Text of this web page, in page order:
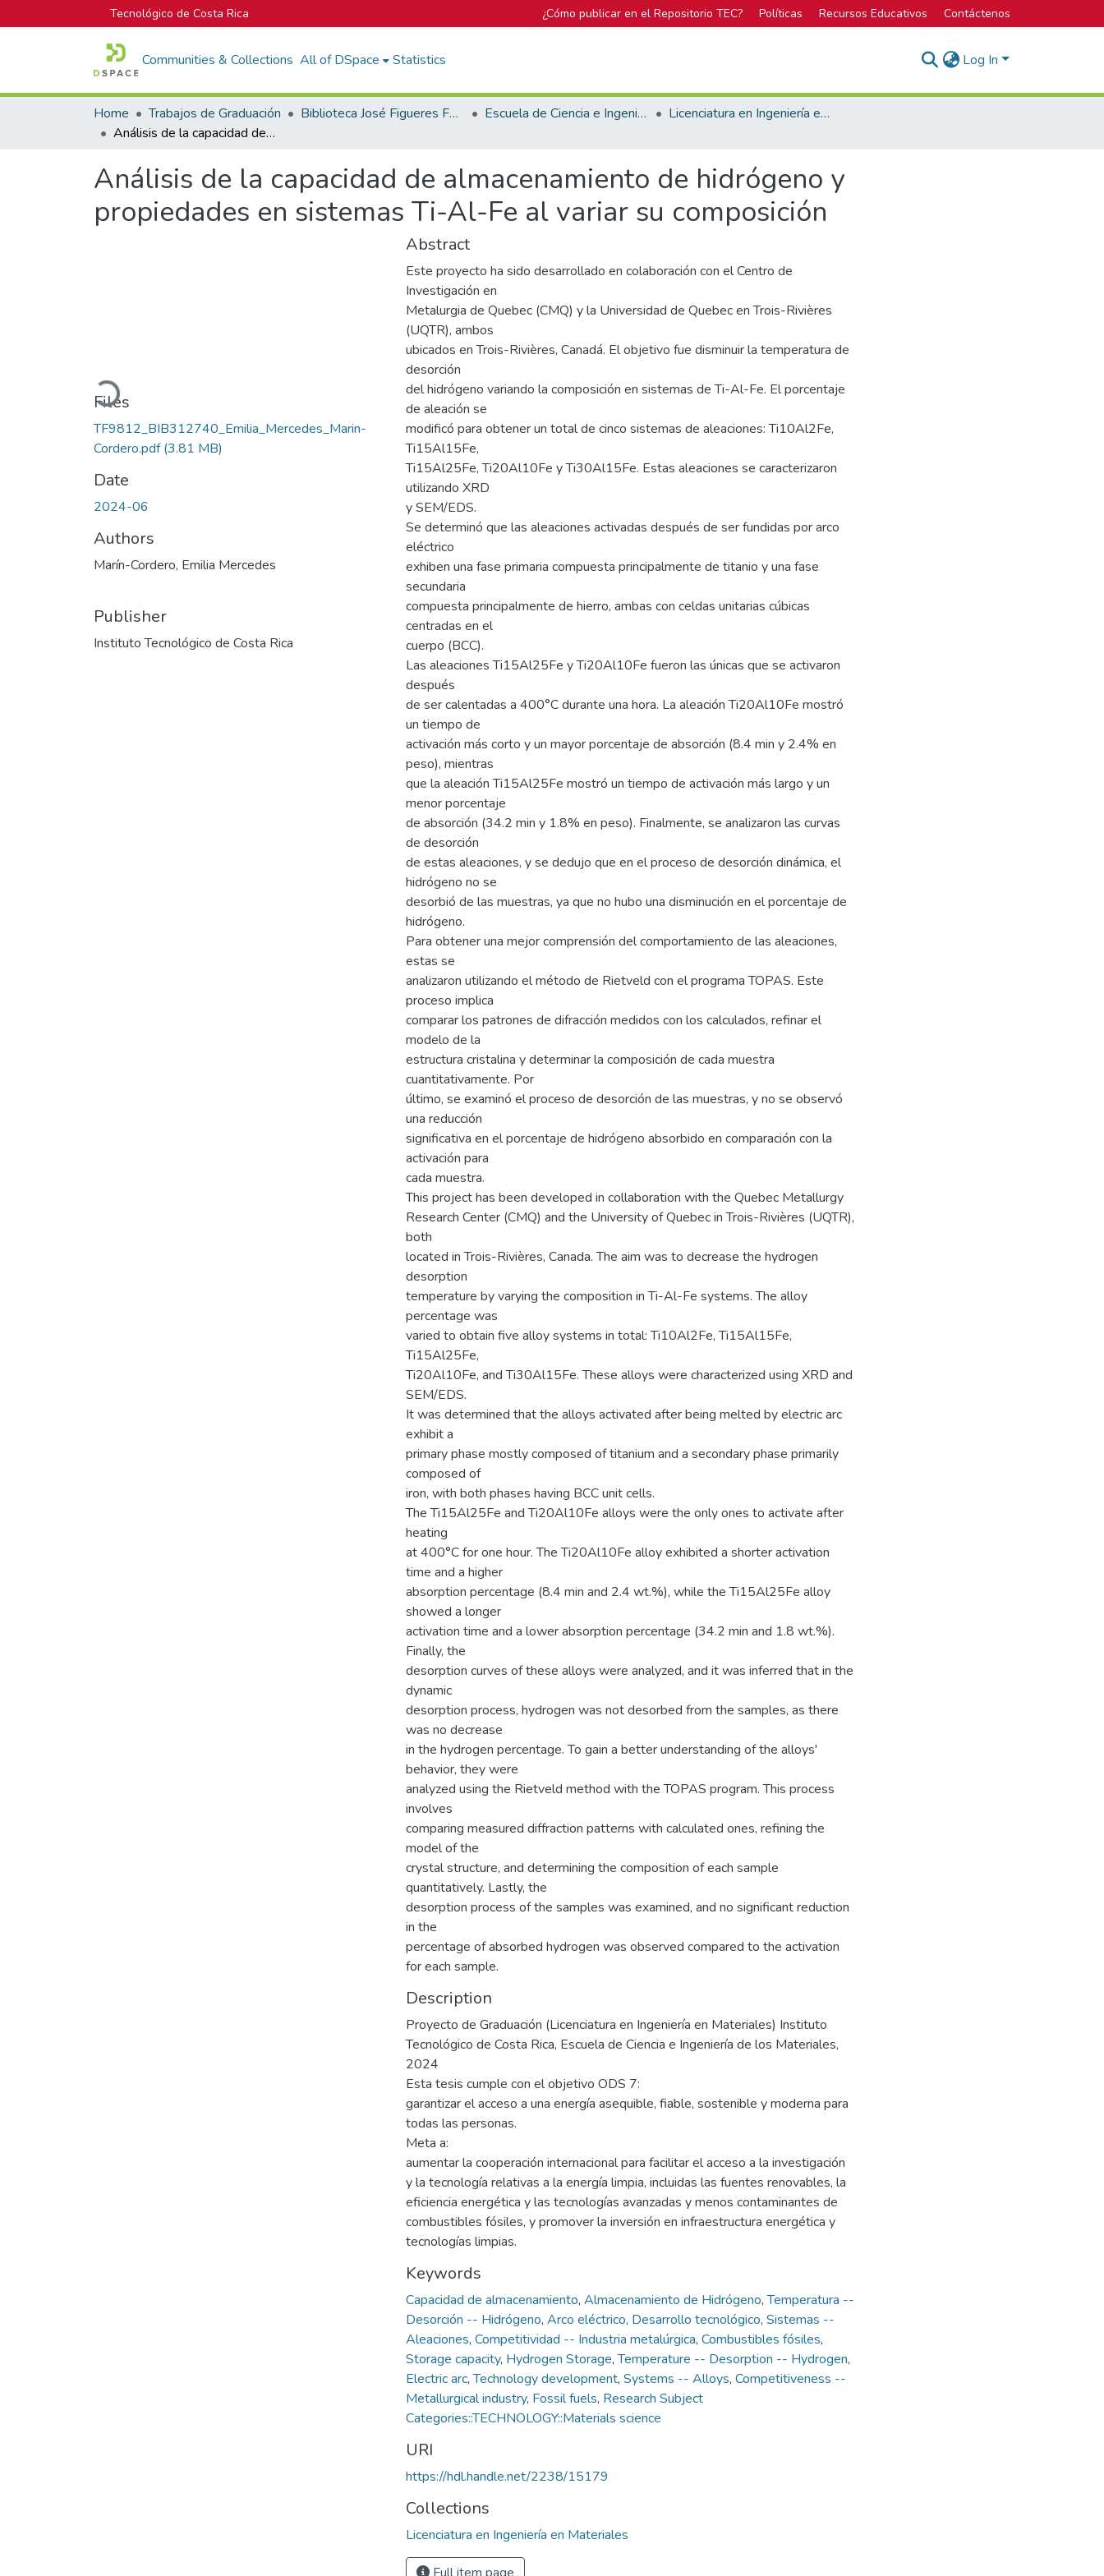
Tecnológico de Costa Rica ¿Cómo publicar en el Repositorio TEC? Políticas Recursos Educativos Contáctenos
Communities & Collections All of DSpace Statistics Log In
Home Trabajos de Graduación Biblioteca José Figueres Ferrer Escuela de Ciencia e Ingeniería de los Materiales
Licenciatura en Ingeniería en Materiales
Análisis de la capacidad de almacenamiento de hidrógeno y propiedades en sistemas Ti-Al-Fe al variar su composición
Análisis de la capacidad de almacenamiento de hidrógeno y
propiedades en sistemas Ti-Al-Fe al variar su composición
Loading...
Files
TF9812_BIB312740_Emilia_Mercedes_Marin-
Cordero.pdf(3.81 MB)
Date
2024-06
Authors
Marín-Cordero, Emilia Mercedes
Publisher
Instituto Tecnológico de Costa Rica
Abstract
Este proyecto ha sido desarrollado en colaboración con el Centro de
Investigación en
Metalurgia de Quebec (CMQ) y la Universidad de Quebec en Trois-Rivières
(UQTR), ambos
ubicados en Trois-Rivières, Canadá. El objetivo fue disminuir la temperatura de
desorción
del hidrógeno variando la composición en sistemas de Ti-Al-Fe. El porcentaje
de aleación se
modificó para obtener un total de cinco sistemas de aleaciones: Ti10Al2Fe,
Ti15Al15Fe,
Ti15Al25Fe, Ti20Al10Fe y Ti30Al15Fe. Estas aleaciones se caracterizaron
utilizando XRD
y SEM/EDS.
Se determinó que las aleaciones activadas después de ser fundidas por arco
eléctrico
exhiben una fase primaria compuesta principalmente de titanio y una fase
secundaria
compuesta principalmente de hierro, ambas con celdas unitarias cúbicas
centradas en el
cuerpo (BCC).
Las aleaciones Ti15Al25Fe y Ti20Al10Fe fueron las únicas que se activaron
después
de ser calentadas a 400°C durante una hora. La aleación Ti20Al10Fe mostró
un tiempo de
activación más corto y un mayor porcentaje de absorción (8.4 min y 2.4% en
peso), mientras
que la aleación Ti15Al25Fe mostró un tiempo de activación más largo y un
menor porcentaje
de absorción (34.2 min y 1.8% en peso). Finalmente, se analizaron las curvas
de desorción
de estas aleaciones, y se dedujo que en el proceso de desorción dinámica, el
hidrógeno no se
desorbió de las muestras, ya que no hubo una disminución en el porcentaje de
hidrógeno.
Para obtener una mejor comprensión del comportamiento de las aleaciones,
estas se
analizaron utilizando el método de Rietveld con el programa TOPAS. Este
proceso implica
comparar los patrones de difracción medidos con los calculados, refinar el
modelo de la
estructura cristalina y determinar la composición de cada muestra
cuantitativamente. Por
último, se examinó el proceso de desorción de las muestras, y no se observó
una reducción
significativa en el porcentaje de hidrógeno absorbido en comparación con la
activación para
cada muestra.
This project has been developed in collaboration with the Quebec Metallurgy
Research Center (CMQ) and the University of Quebec in Trois-Rivières (UQTR),
both
located in Trois-Rivières, Canada. The aim was to decrease the hydrogen
desorption
temperature by varying the composition in Ti-Al-Fe systems. The alloy
percentage was
varied to obtain five alloy systems in total: Ti10Al2Fe, Ti15Al15Fe,
Ti15Al25Fe,
Ti20Al10Fe, and Ti30Al15Fe. These alloys were characterized using XRD and
SEM/EDS.
It was determined that the alloys activated after being melted by electric arc
exhibit a
primary phase mostly composed of titanium and a secondary phase primarily
composed of
iron, with both phases having BCC unit cells.
The Ti15Al25Fe and Ti20Al10Fe alloys were the only ones to activate after
heating
at 400°C for one hour. The Ti20Al10Fe alloy exhibited a shorter activation
time and a higher
absorption percentage (8.4 min and 2.4 wt.%), while the Ti15Al25Fe alloy
showed a longer
activation time and a lower absorption percentage (34.2 min and 1.8 wt.%).
Finally, the
desorption curves of these alloys were analyzed, and it was inferred that in the
dynamic
desorption process, hydrogen was not desorbed from the samples, as there
was no decrease
in the hydrogen percentage. To gain a better understanding of the alloys'
behavior, they were
analyzed using the Rietveld method with the TOPAS program. This process
involves
comparing measured diffraction patterns with calculated ones, refining the
model of the
crystal structure, and determining the composition of each sample
quantitatively. Lastly, the
desorption process of the samples was examined, and no significant reduction
in the
percentage of absorbed hydrogen was observed compared to the activation
for each sample.
Description
Proyecto de Graduación (Licenciatura en Ingeniería en Materiales) Instituto
Tecnológico de Costa Rica, Escuela de Ciencia e Ingeniería de los Materiales,
2024
Esta tesis cumple con el objetivo ODS 7:
garantizar el acceso a una energía asequible, fiable, sostenible y moderna para
todas las personas.
Meta a:
aumentar la cooperación internacional para facilitar el acceso a la investigación
y la tecnología relativas a la energía limpia, incluidas las fuentes renovables, la
eficiencia energética y las tecnologías avanzadas y menos contaminantes de
combustibles fósiles, y promover la inversión en infraestructura energética y
tecnologías limpias.
Keywords
Capacidad de almacenamiento, Almacenamiento de Hidrógeno,Temperatura --
Desorción -- Hidrógeno, Arco eléctrico, Desarrollo tecnológico, Sistemas --
Aleaciones, Competitividad -- Industria metalúrgica, Combustibles fósiles,
Storage capacity, Hydrogen Storage,Temperature -- Desorption -- Hydrogen,
Electric arc,Technology development, Systems -- Alloys, Competitiveness --
Metallurgical industry, Fossil fuels, Research Subject
Categories::TECHNOLOGY::Materials science
URI
https://hdl.handle.net/2238/15179
Collections
Licenciatura en Ingeniería en Materiales